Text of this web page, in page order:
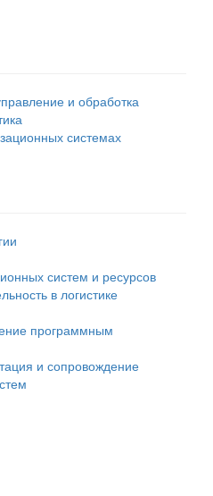
и обработка
системах
систем и ресурсов
в логистике
программным
и сопровождение